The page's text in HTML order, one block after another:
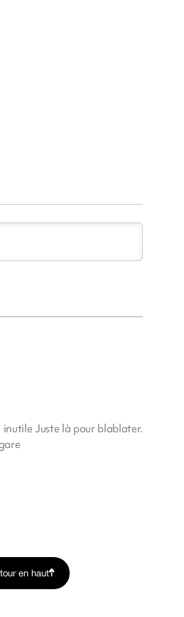
inutile Juste là pour blablater.
en haut